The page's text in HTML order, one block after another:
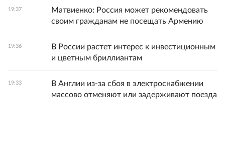
19:37
Матвиенко: Россия может рекомендовать
своим гражданам не посещать Армению
19:36
В России растет интерес к инвестиционным
и цветным бриллиантам
19:33
В Англии из-за сбоя в электроснабжении
массово отменяют или задерживают поезда